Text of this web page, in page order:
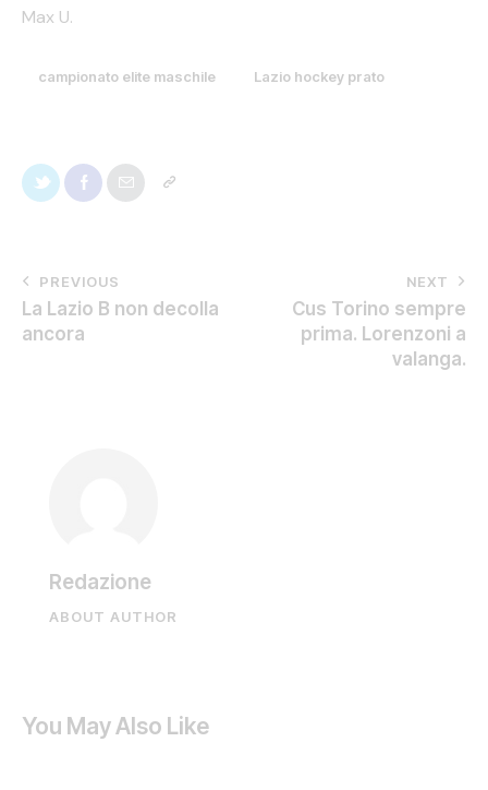
Max U.
campionato elite maschile Lazio hockey prato
PREVIOUS
La Lazio B non decolla
ancora
NEXT
Cus Torino sempre
prima. Lorenzoni a
valanga.
Redazione
ABOUT AUTHOR
You May Also Like